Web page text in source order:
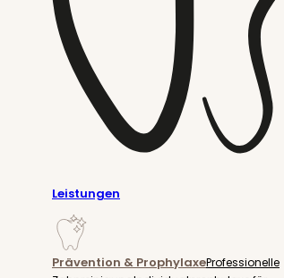
Leistungen
Prävention & ProphylaxeProfessionelle